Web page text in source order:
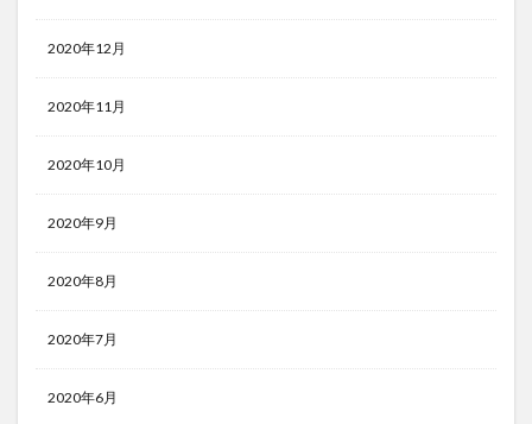
2020年12月
2020年11月
2020年10月
2020年9月
2020年8月
2020年7月
2020年6月